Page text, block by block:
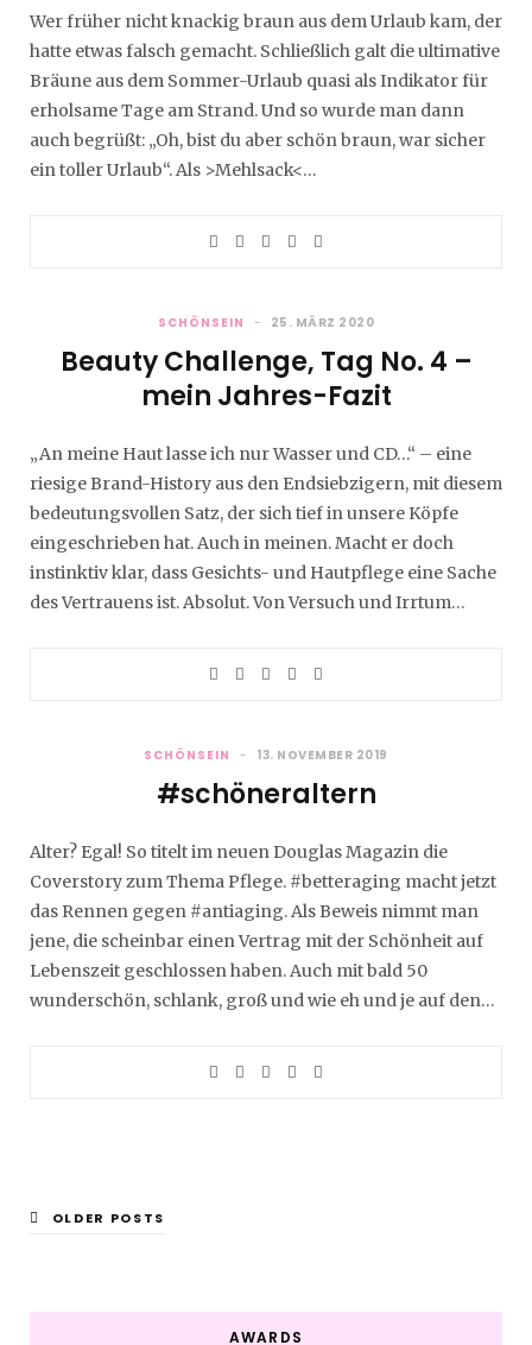
Wer früher nicht knackig braun aus dem Urlaub kam, der
hatte etwas falsch gemacht. Schließlich galt die ultimative
Bräune aus dem Sommer-Urlaub quasi als Indikator für
erholsame Tage am Strand. Und so wurde man dann
auch begrüßt: „Oh, bist du aber schön braun, war sicher
ein toller Urlaub“. Als >Mehlsack<…
SCHÖNSEIN 25. MÄRZ 2020
Beauty Challenge, Tag No. 4 –
mein Jahres-Fazit
„An meine Haut lasse ich nur Wasser und CD…“ – eine
riesige Brand-History aus den Endsiebzigern, mit diesem
bedeutungsvollen Satz, der sich tief in unsere Köpfe
eingeschrieben hat. Auch in meinen. Macht er doch
instinktiv klar, dass Gesichts- und Hautpflege eine Sache
des Vertrauens ist. Absolut. Von Versuch und Irrtum…
SCHÖNSEIN 13. NOVEMBER 2019
#schöneraltern
Alter? Egal! So titelt im neuen Douglas Magazin die
Coverstory zum Thema Pflege. #betteraging macht jetzt
das Rennen gegen #antiaging. Als Beweis nimmt man
jene, die scheinbar einen Vertrag mit der Schönheit auf
Lebenszeit geschlossen haben. Auch mit bald 50
wunderschön, schlank, groß und wie eh und je auf den…
OLDER POSTS
AWARDS